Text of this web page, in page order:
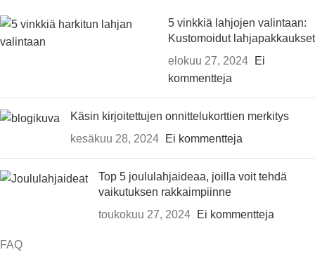
5 vinkkiä lahjojen valintaan:
Kustomoidut lahjapakkaukset
elokuu 27, 2024
Ei
kommentteja
Käsin kirjoitettujen onnittelukorttien merkitys
kesäkuu 28, 2024
Ei kommentteja
Top 5 joululahjaideaa, joilla voit tehdä
vaikutuksen rakkaimpiinne
toukokuu 27, 2024
Ei kommentteja
FAQ